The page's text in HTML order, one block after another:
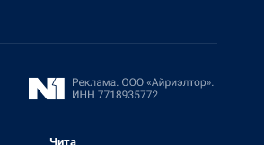
Чита